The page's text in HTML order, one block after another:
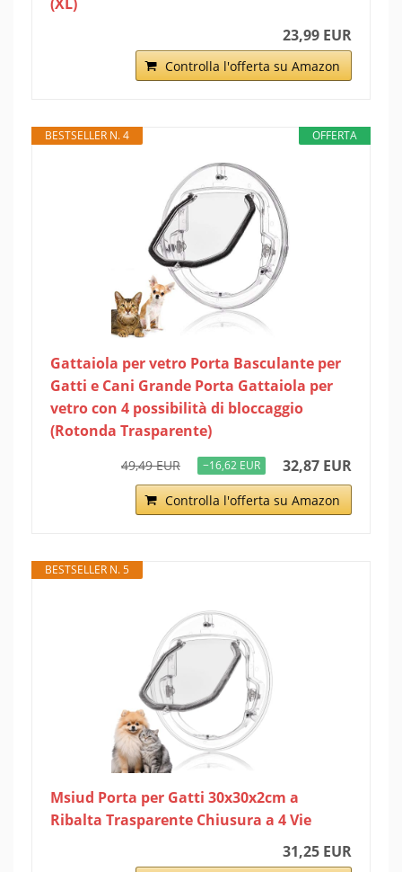
23,99 EUR
Controlla l'offerta su Amazon
OFFERTA
BESTSELLER N. 4
Gattaiola per vetro Porta Basculante per
Gatti e Cani Grande Porta Gattaiola per
vetro con 4 possibilità di bloccaggio
(Rotonda Trasparente)
49,49 EUR −16,62 EUR 32,87 EUR
Controlla l'offerta su Amazon
BESTSELLER N. 5
Msiud Porta per Gatti 30x30x2cm a
Ribalta Trasparente Chiusura a 4 Vie
31,25 EUR